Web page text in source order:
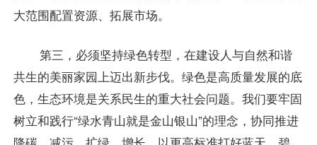
大范围配置资源、拓展市场。
第三，必须坚持绿色转型，在建设人与自然和谐
共生的美丽家园上迈出新步伐。绿色是高质量发展的底
色，生态环境是关系民生的重大社会问题。我们要牢固
树立和践行“绿水青山就是金山银山”的理念，协同推进